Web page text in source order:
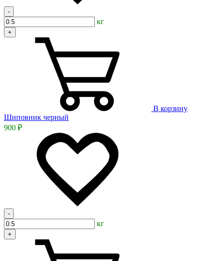
-
кг
+
В корзину
Шиповник черный
900 ₽
-
кг
+